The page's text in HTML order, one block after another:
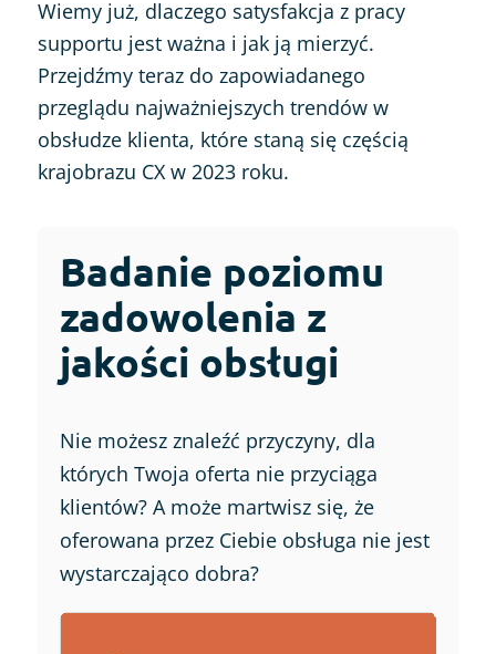
Wiemy już, dlaczego satysfakcja z pracy
supportu jest ważna i jak ją mierzyć.
Przejdźmy teraz do zapowiadanego
przeglądu najważniejszych trendów w
obsłudze klienta, które staną się częścią
krajobrazu CX w 2023 roku.
Badanie poziomu
zadowolenia z
jakości obsługi
Nie możesz znaleźć przyczyny, dla
których Twoja oferta nie przyciąga
klientów? A może martwisz się, że
oferowana przez Ciebie obsługa nie jest
wystarczająco dobra?